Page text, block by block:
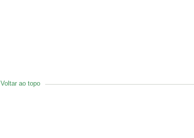
Voltar ao topo